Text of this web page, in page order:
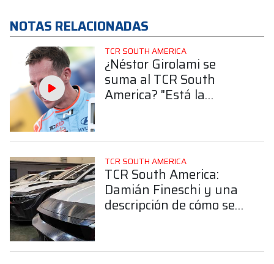
NOTAS RELACIONADAS
TCR SOUTH AMERICA
¿Néstor Girolami se
suma al TCR South
America? "Está la
TCR SOUTH AMERICA
TCR South America:
Damián Fineschi y una
descripción de cómo se